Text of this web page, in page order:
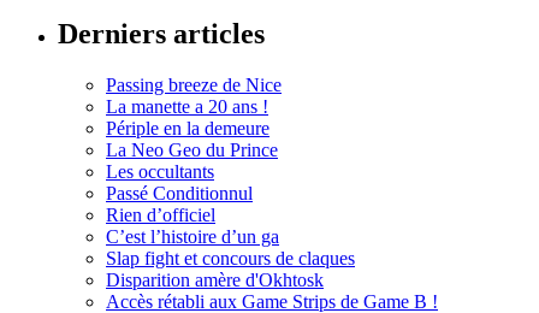
Derniers articles
Passing breeze de Nice
La manette a 20 ans !
Périple en la demeure
La Neo Geo du Prince
Les occultants
Passé Conditionnul
Rien d’officiel
C’est l’histoire d’un ga
Slap fight et concours de claques
Disparition amère d'Okhtosk
Accès rétabli aux Game Strips de Game B !